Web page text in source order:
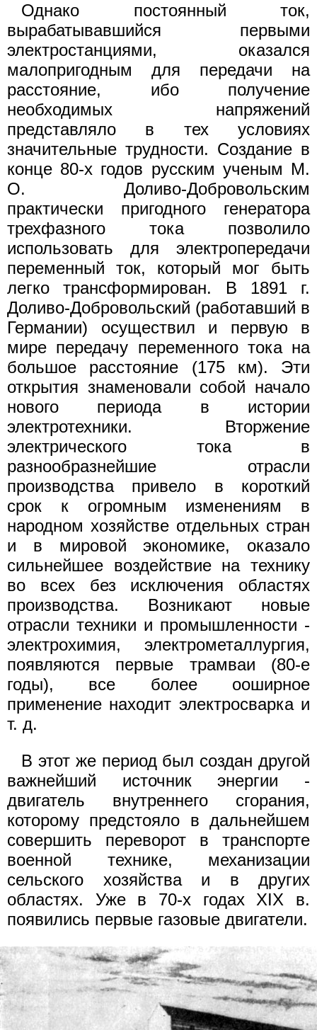
Однако постоянный ток,
вырабатывавшийся первыми
электростанциями, оказался
малопригодным для передачи на
расстояние, ибо получение
необходимых напряжений
представляло в тех условиях
значительные трудности. Создание в
конце 80-х годов русским ученым М.
О. Доливо-Добровольским
практически пригодного генератора
трехфазного тока позволило
использовать для электропередачи
переменный ток, который мог быть
легко трансформирован. В 1891 г.
Доливо-Добровольский (работавший в
Германии) осуществил и первую в
мире передачу переменного тока на
большое расстояние (175 км). Эти
открытия знаменовали собой начало
нового периода в истории
электротехники. Вторжение
электрического тока в
разнообразнейшие отрасли
производства привело в короткий
срок к огромным изменениям в
народном хозяйстве отдельных стран
и в мировой экономике, оказало
сильнейшее воздействие на технику
во всех без исключения областях
производства. Возникают новые
отрасли техники и промышленности -
электрохимия, электрометаллургия,
появляются первые трамваи (80-е
годы), все более ооширное
применение находит электросварка и
т. д.
В этот же период был создан другой
важнейший источник энергии -
двигатель внутреннего сгорания,
которому предстояло в дальнейшем
совершить переворот в транспорте
военной технике, механизации
сельского хозяйства и в других
областях. Уже в 70-х годах XIX в.
появились первые газовые двигатели.